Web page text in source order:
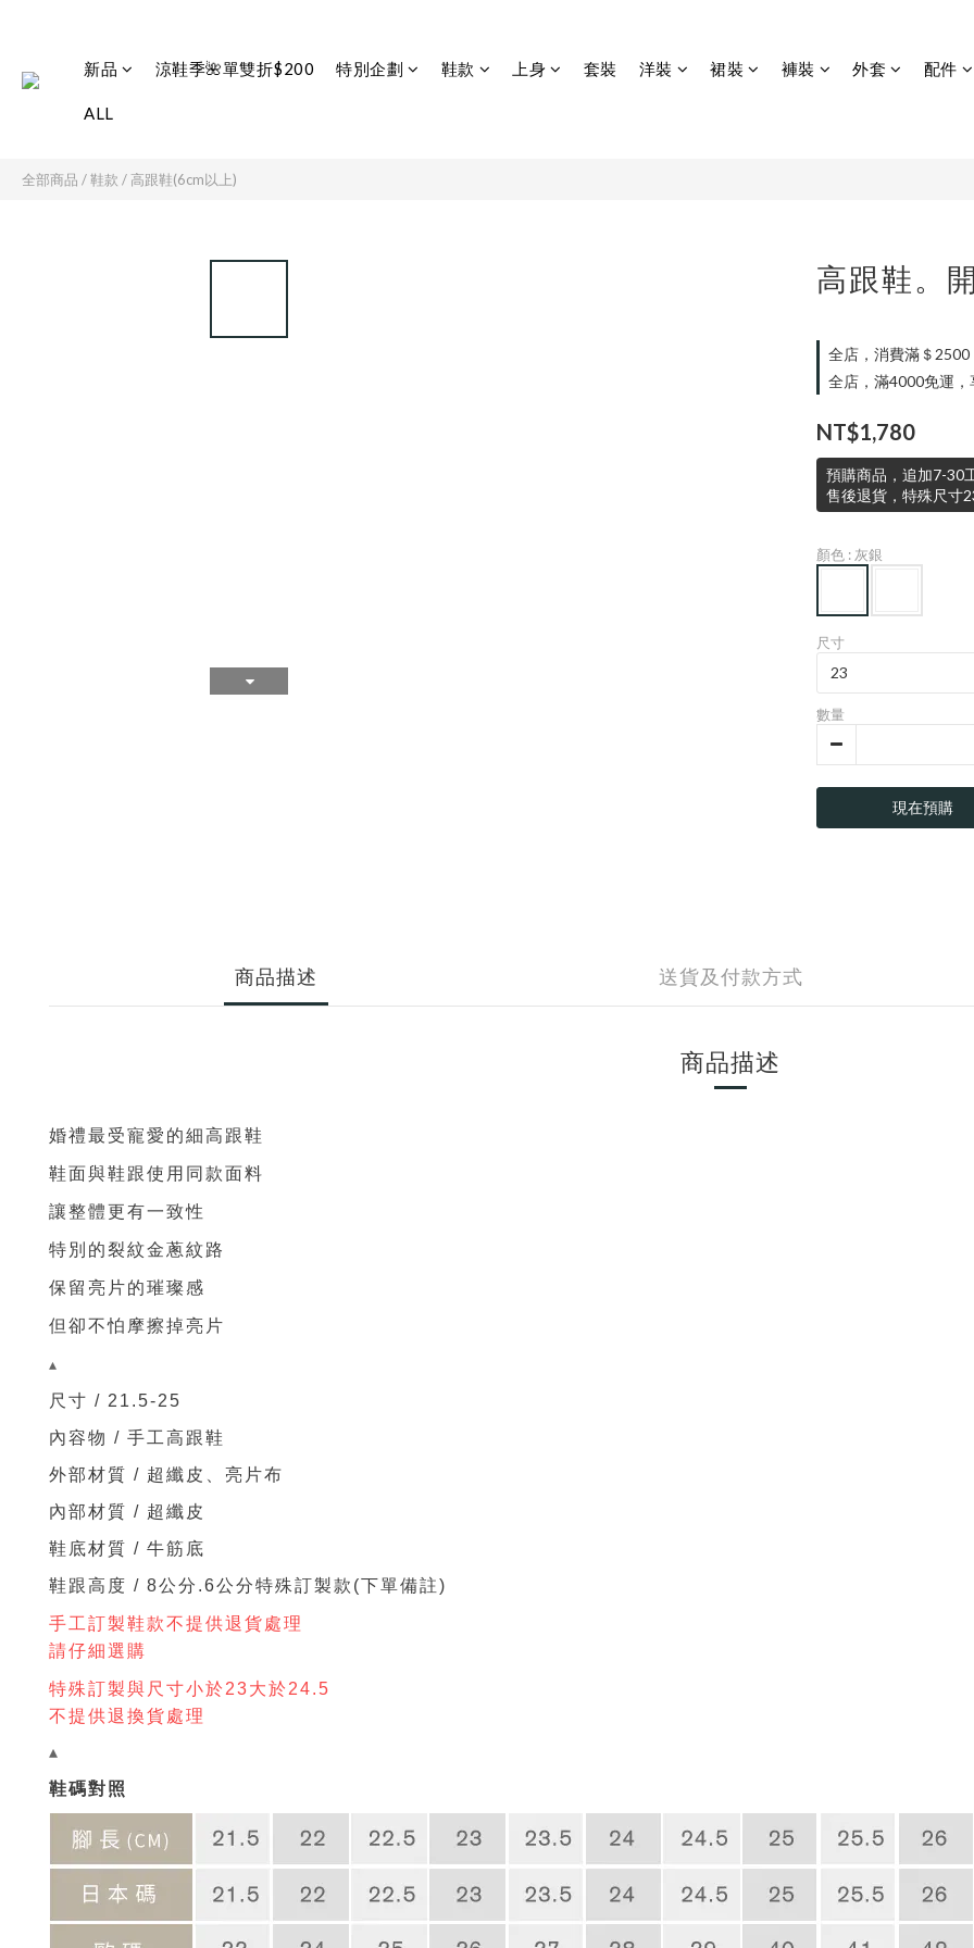
新品 涼鞋季🌺單雙折$200 特別企劃 鞋款 上身 套裝 洋裝 裙裝 褲裝 外套 配件
ALL
全部商品 /鞋款 /高跟鞋(6cm以上)
高跟鞋。
全店，消費滿＄
全店，滿4000免運，
NT$1,780
預購商品，追加7-30
售後退貨，特殊尺寸
顏色 : 灰銀
尺寸
數量
現在預購
商品描述 送貨及付款方式
商品描述
婚禮最受寵愛的細高跟鞋
鞋面與鞋跟使用同款面料
讓整體更有一致性
特別的裂紋金蔥紋路
保留亮片的璀璨感
但卻不怕摩擦掉亮片
▴
尺寸 / 21.5-25
內容物 / 手工高跟鞋
外部材質 / 超纖皮、亮片布
內部材質 / 超纖皮
鞋底材質 / 牛筋底
鞋跟高度 / 8公分 .6公分特殊訂製款(下單備註)
手工訂製鞋款不提供退貨處理
請仔細選購
特殊訂製與尺寸小於23大於24.5
不提供退換貨處理
▴
鞋碼對照